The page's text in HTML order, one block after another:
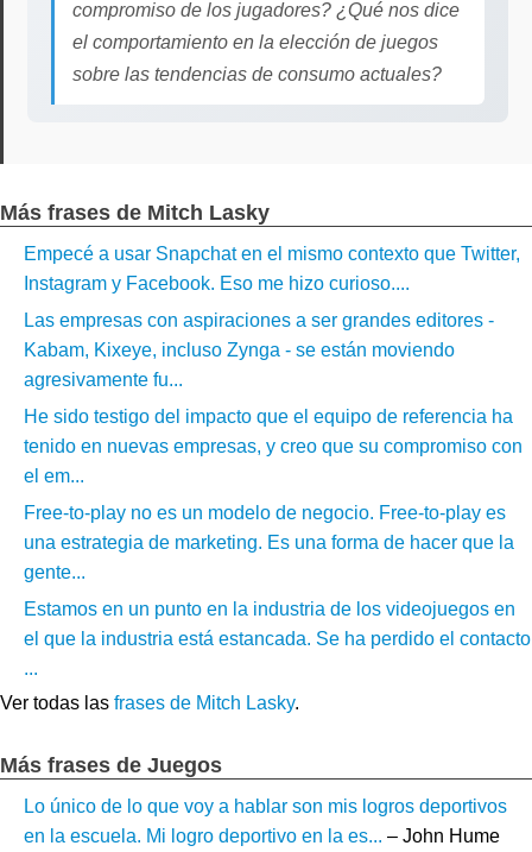
compromiso de los jugadores? ¿Qué nos dice
el comportamiento en la elección de juegos
sobre las tendencias de consumo actuales?
Más frases de Mitch Lasky
Empecé a usar Snapchat en el mismo contexto que Twitter,
Instagram y Facebook. Eso me hizo curioso....
Las empresas con aspiraciones a ser grandes editores -
Kabam, Kixeye, incluso Zynga - se están moviendo
agresivamente fu...
He sido testigo del impacto que el equipo de referencia ha
tenido en nuevas empresas, y creo que su compromiso con
el em...
Free-to-play no es un modelo de negocio. Free-to-play es
una estrategia de marketing. Es una forma de hacer que la
gente...
Estamos en un punto en la industria de los videojuegos en
el que la industria está estancada. Se ha perdido el contacto
...
Ver todas las frases de Mitch Lasky.
Más frases de Juegos
Lo único de lo que voy a hablar son mis logros deportivos
en la escuela. Mi logro deportivo en la es... – John Hume